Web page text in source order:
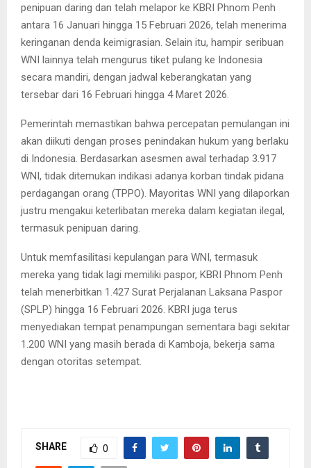
penipuan daring dan telah melapor ke KBRI Phnom Penh
antara 16 Januari hingga 15 Februari 2026, telah menerima
keringanan denda keimigrasian. Selain itu, hampir seribuan
WNI lainnya telah mengurus tiket pulang ke Indonesia
secara mandiri, dengan jadwal keberangkatan yang
tersebar dari 16 Februari hingga 4 Maret 2026.
Pemerintah memastikan bahwa percepatan pemulangan ini
akan diikuti dengan proses penindakan hukum yang berlaku
di Indonesia. Berdasarkan asesmen awal terhadap 3.917
WNI, tidak ditemukan indikasi adanya korban tindak pidana
perdagangan orang (TPPO). Mayoritas WNI yang dilaporkan
justru mengakui keterlibatan mereka dalam kegiatan ilegal,
termasuk penipuan daring.
Untuk memfasilitasi kepulangan para WNI, termasuk
mereka yang tidak lagi memiliki paspor, KBRI Phnom Penh
telah menerbitkan 1.427 Surat Perjalanan Laksana Paspor
(SPLP) hingga 16 Februari 2026. KBRI juga terus
menyediakan tempat penampungan sementara bagi sekitar
1.200 WNI yang masih berada di Kamboja, bekerja sama
dengan otoritas setempat.
SHARE 0